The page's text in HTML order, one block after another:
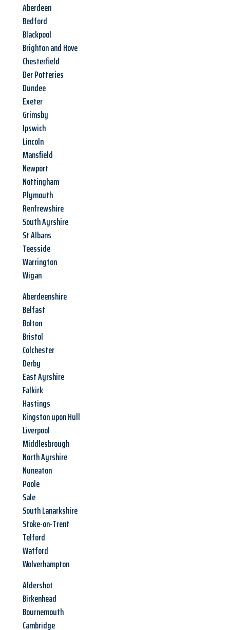
Aberdeen
Bedford
Blackpool
Brighton and Hove
Chesterfield
Der Potteries
Dundee
Exeter
Grimsby
Ipswich
Lincoln
Mansfield
Newport
Nottingham
Plymouth
Renfrewshire
South Ayrshire
St Albans
Teesside
Warrington
Wigan
Aberdeenshire
Belfast
Bolton
Bristol
Colchester
Derby
East Ayrshire
Falkirk
Hastings
Kingston upon Hull
Liverpool
Middlesbrough
North Ayrshire
Nuneaton
Poole
Sale
South Lanarkshire
Stoke-on-Trent
Telford
Watford
Wolverhampton
Aldershot
Birkenhead
Bournemouth
Cambridge